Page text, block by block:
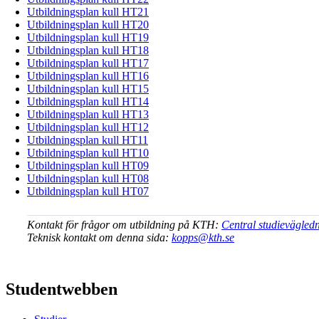
Utbildningsplan kull HT21
Utbildningsplan kull HT20
Utbildningsplan kull HT19
Utbildningsplan kull HT18
Utbildningsplan kull HT17
Utbildningsplan kull HT16
Utbildningsplan kull HT15
Utbildningsplan kull HT14
Utbildningsplan kull HT13
Utbildningsplan kull HT12
Utbildningsplan kull HT11
Utbildningsplan kull HT10
Utbildningsplan kull HT09
Utbildningsplan kull HT08
Utbildningsplan kull HT07
Kontakt för frågor om utbildning på KTH: Central
Teknisk kontakt om denna sida: kopps@kth.se
Studentwebben